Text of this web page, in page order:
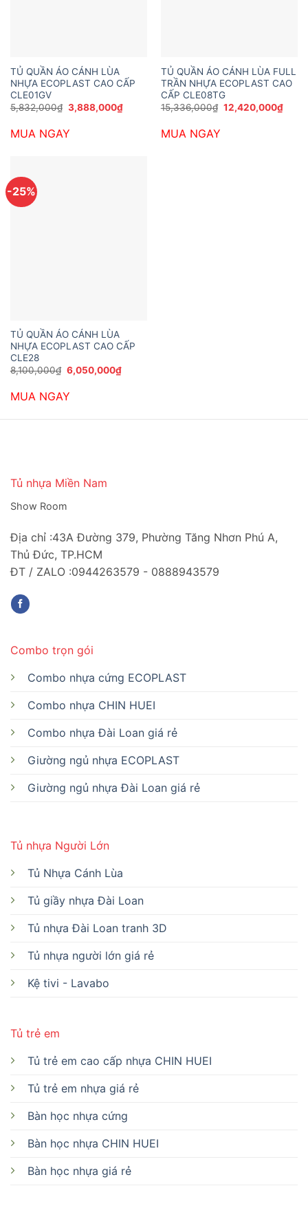
TỦ QUẦN ÁO CÁNH LÙA
NHỰA ECOPLAST CAO CẤP
CLE01GV
5,832,000₫ Giá
gốc
5,832,000₫.
3,888,000₫Giá
hiện
MUA NGAY
TỦ QUẦN ÁO CÁNH LÙA FULL
TRẦN NHỰA ECOPLAST CAO
CẤP CLE08TG
15,336,000₫ Giá
gốc
12,420,000₫Giá
hiện
MUA NGAY
-25%
TỦ QUẦN ÁO CÁNH LÙA
NHỰA ECOPLAST CAO CẤP
CLE28
8,100,000₫ Giá
gốc
8,100,000₫.
6,050,000₫Giá
hiện
MUA NGAY
Tủ nhựa Miền Nam
Show Room
Địa chỉ :43A Đường 379, Phường Tăng Nhơn Phú A,
Thủ Đức, TP.HCM
ĐT / ZALO :0944263579 - 0888943579
Tủ nhựa Người Lớn
Tủ Nhựa Cánh Lùa
Tủ giầy nhựa Đài Loan
Tủ nhựa Đài Loan tranh 3D
Tủ nhựa người lớn giá rẻ
Kệ tivi - Lavabo
Tủ trẻ em
Tủ trẻ em cao cấp nhựa CHIN HUEI
Tủ trẻ em nhựa giá rẻ
Bàn học nhựa cứng
Bàn học nhựa CHIN HUEI
Bàn học nhựa giá rẻ
Combo trọn gói
Combo nhựa cứng ECOPLAST
Combo nhựa CHIN HUEI
Combo nhựa Đài Loan giá rẻ
Giường ngủ nhựa ECOPLAST
Giường ngủ nhựa Đài Loan giá rẻ